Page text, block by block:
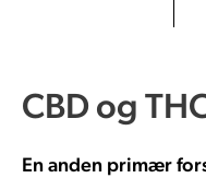
CBD og
En anden primær